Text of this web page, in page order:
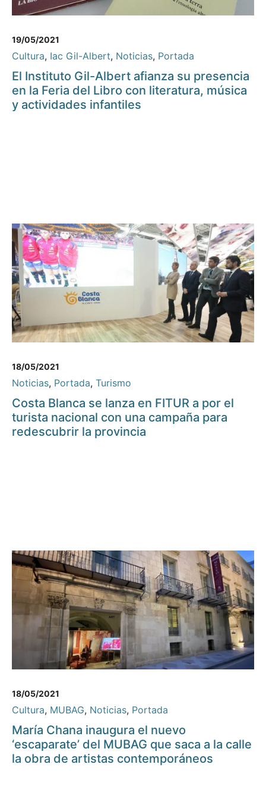
19/05/2021
Cultura, Iac Gil-Albert, Noticias, Portada
El Instituto Gil-Albert afianza su presencia
en la Feria del Libro con literatura, música
y actividades infantiles
18/05/2021
Noticias, Portada, Turismo
Costa Blanca se lanza en FITUR a por el
turista nacional con una campaña para
redescubrir la provincia
18/05/2021
Cultura, MUBAG, Noticias, Portada
María Chana inaugura el nuevo
‘escaparate’ del MUBAG que saca a la calle
la obra de artistas contemporáneos